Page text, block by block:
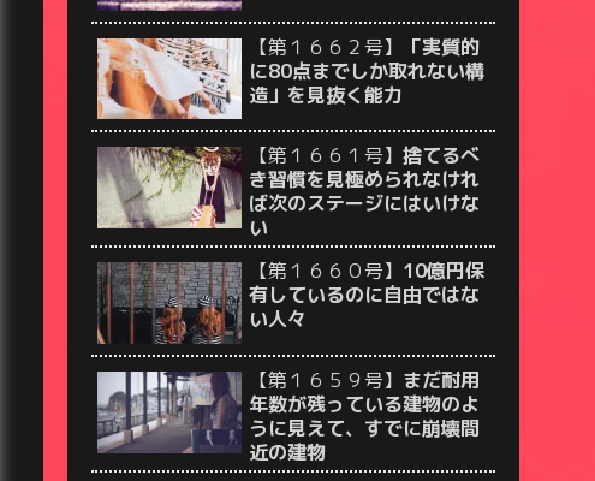
【第１６６２号】
「実質的
に80点までしか取れない構
造」を見抜く能力
【第１６６１号】 捨てるべ
き習慣を見極められなけれ
ば次のステージにはいけな
い
【第１６６０号】 10億円保
有しているのに自由ではな
い人々
【第１６５９号】 まだ耐用
年数が残っている建物のよ
うに見えて、すでに崩壊間
近の建物